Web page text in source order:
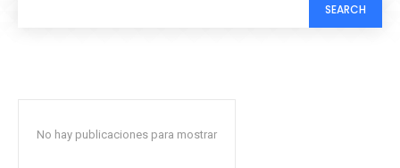
SEARCH
No hay publicaciones para mostrar